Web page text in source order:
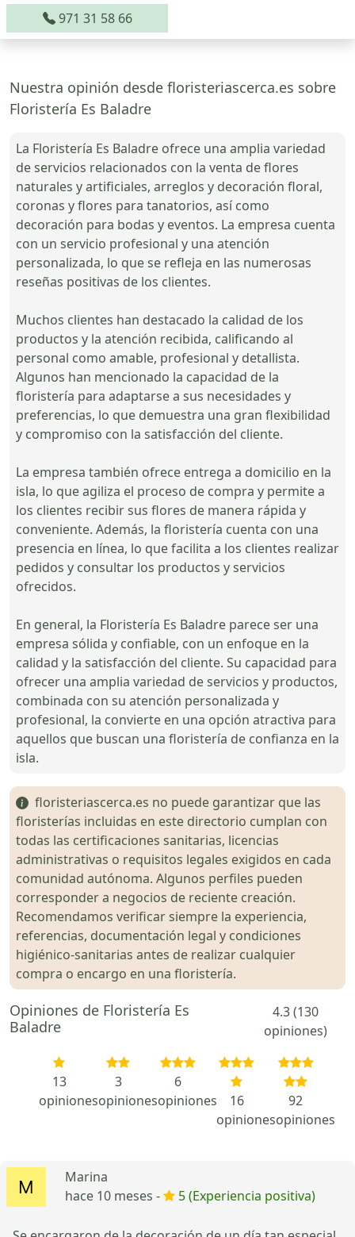
971 31 58 66
Nuestra opinión desde floristeriascerca.es sobre
Floristería Es Baladre
La Floristería Es Baladre ofrece una amplia variedad
de servicios relacionados con la venta de flores
naturales y artificiales, arreglos y decoración floral,
coronas y flores para tanatorios, así como
decoración para bodas y eventos. La empresa cuenta
con un servicio profesional y una atención
personalizada, lo que se refleja en las numerosas
reseñas positivas de los clientes.
Muchos clientes han destacado la calidad de los
productos y la atención recibida, calificando al
personal como amable, profesional y detallista.
Algunos han mencionado la capacidad de la
floristería para adaptarse a sus necesidades y
preferencias, lo que demuestra una gran flexibilidad
y compromiso con la satisfacción del cliente.
La empresa también ofrece entrega a domicilio en la
isla, lo que agiliza el proceso de compra y permite a
los clientes recibir sus flores de manera rápida y
conveniente. Además, la floristería cuenta con una
presencia en línea, lo que facilita a los clientes realizar
pedidos y consultar los productos y servicios
ofrecidos.
En general, la Floristería Es Baladre parece ser una
empresa sólida y confiable, con un enfoque en la
calidad y la satisfacción del cliente. Su capacidad para
ofrecer una amplia variedad de servicios y productos,
combinada con su atención personalizada y
profesional, la convierte en una opción atractiva para
aquellos que buscan una floristería de confianza en la
isla.
floristeriascerca.es no puede garantizar que las
floristerías incluidas en este directorio cumplan con
todas las certificaciones sanitarias, licencias
administrativas o requisitos legales exigidos en cada
comunidad autónoma. Algunos perfiles pueden
corresponder a negocios de reciente creación.
Recomendamos verificar siempre la experiencia,
referencias, documentación legal y condiciones
higiénico-sanitarias antes de realizar cualquier
compra o encargo en una floristería.
Opiniones de Floristería Es
Baladre
4.3 (130
opiniones)
13
opiniones
3
opiniones
6
opiniones
16
opiniones
92
opiniones
Marina
hace 10 meses -
5 (Experiencia positiva)